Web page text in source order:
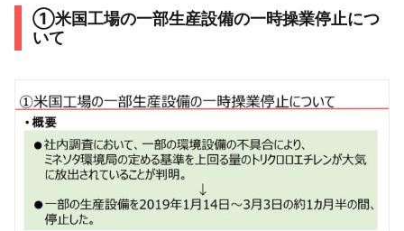
①米国工場の一部生産設備の一時操業停止につ
いて